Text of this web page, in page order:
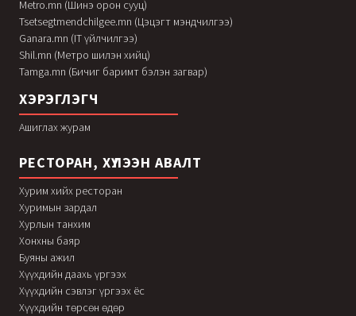
Metro.mn (Шинэ орон сууц)
Tsetsegtmendchilgee.mn (Цэцэгт мэндчилгээ)
Ganara.mn (IT үйлчилгээ)
Shil.mn (Метро шилэн хийц)
Tamga.mn (Бичиг баримт бэлэн загвар)
ХЭРЭГЛЭГЧ
Ашиглах журам
РЕСТОРАН, ХҮЛЭЭН АВАЛТ
Хурим хийх ресторан
Хуримын зардал
Хурлын танхим
Хонхны баяр
Буяны ажил
Хүүхдийн даахь үргээх
Хүүхдийн сэвлэг үргээх ёс
Хүүхдийн төрсөн өдөр